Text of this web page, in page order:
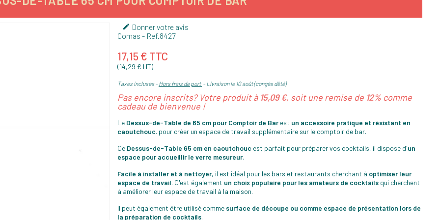
 Donner votre avis
Comas - Ref. 8427
17,15 € TTC
(14,29 € HT)
Taxes incluses Hors frais de port Livraison le 10 août (congés d'été)
Pas encore inscrits? Votre produit à 15,09 €, soit une remise de 12% comme
cadeau de bienvenue !
Le Dessus-de-Table de 65 cm pour Comptoir de Barest un accessoire pratique et résistant en
caoutchouc. pour créer un espace de travail supplémentaire sur le comptoir de bar.
Ce Dessus-de-Table 65 cm en caoutchouc est parfait pour préparer vos cocktails, il dispose d'un
espace pour accueillir le verre mesureur.
Facile à installer et à nettoyer, il est idéal pour les bars et restaurants cherchant à optimiser leur
espace de travail. C'est également un choix populaire pour les amateurs de cocktails qui cherchent
à améliorer leur espace de travail à la maison.
Il peut également être utilisé comme surface de découpe ou comme espace de présentation lors de
la préparation de cocktails.